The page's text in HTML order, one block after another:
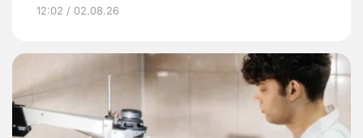
12:02 / 02.08.26